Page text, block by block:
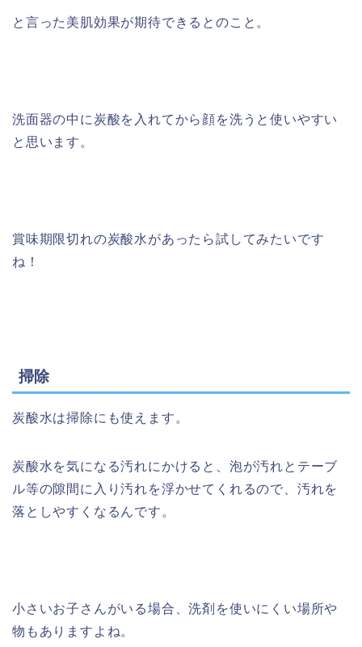
と言った美肌効果が期待できるとのこと。
洗面器の中に炭酸を入れてから顔を洗うと使いやすい
と思います。
賞味期限切れの炭酸水があったら試してみたいです
ね！
掃除
炭酸水は掃除にも使えます。
炭酸水を気になる汚れにかけると、泡が汚れとテーブ
ル等の隙間に入り汚れを浮かせてくれるので、汚れを
落としやすくなるんです。
小さいお子さんがいる場合、洗剤を使いにくい場所や
物もありますよね。